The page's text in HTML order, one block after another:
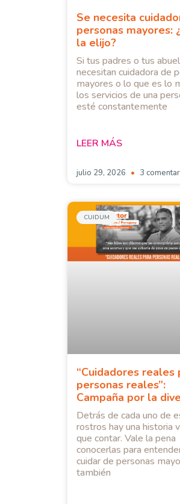
Se necesita
personas mayores:
la elijo?
Si tus padres o tus
necesitan cuidadora de
mayores o lo que es lo
los servicios de una
esté constantemente
LEER MÁS
julio 29, 2026 3
CUIDUM
“Cuidadores reales
personas reales”:
Campaña por la
Detrás de cada uno de
rostros hay una historia
que contar. Vale la pena
conocerlas para
cuidar de personas
también